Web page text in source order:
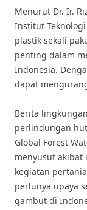
Menurut Dr. Ir.
Institut
plastik sekali
penting dalam
Indonesia.
dapat
Berita
perlindungan
Global Forest
menyusut
kegiatan
perlunya upaya
gambut di